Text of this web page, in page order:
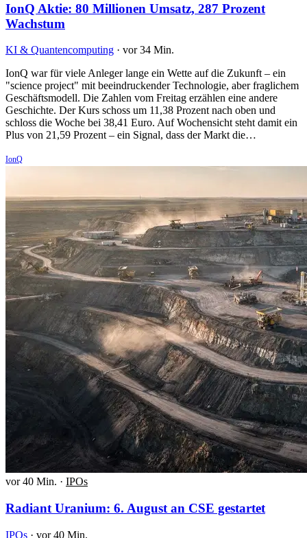
IonQ Aktie: 80 Millionen Umsatz, 287 Prozent
Wachstum
KI & Quantencomputing · vor 34 Min.
IonQ war für viele Anleger lange ein Wette auf die Zukunft – ein
"science project" mit beeindruckender Technologie, aber fraglichem
Geschäftsmodell. Die Zahlen vom Freitag erzählen eine andere
Geschichte. Der Kurs schoss um 11,38 Prozent nach oben und
schloss die Woche bei 38,41 Euro. Auf Wochensicht steht damit ein
Plus von 21,59 Prozent – ein Signal, dass der Markt die…
IonQ
vor 40 Min. · IPOs
Radiant Uranium: 6. August an CSE gestartet
IPOs · vor 40 Min.